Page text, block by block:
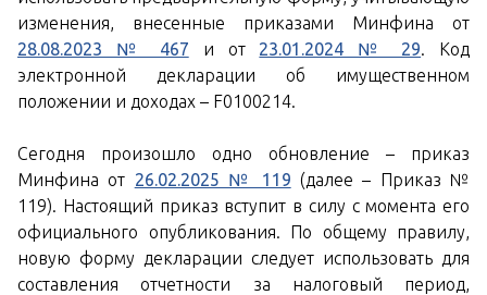
изменения, внесенные приказами Минфина от
28.08.2023 № 467 и от 23.01.2024 № 29. Код
электронной декларации об имущественном
положении и доходах – F0100214.
Сегодня произошло одно обновление – приказ
Минфина от 26.02.2025 № 119 (далее – Приказ №
119). Настоящий приказ вступит в силу с момента его
официального опубликования. По общему правилу,
новую форму декларации следует использовать для
составления отчетности за налоговый период,